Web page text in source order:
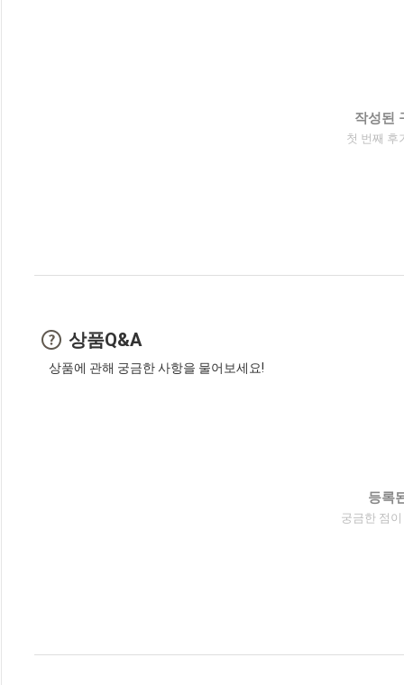
작성된
첫 번째 후
상품Q&A
상품에 관해 궁금한 사항을 물어보세요!
등록
궁금한 점